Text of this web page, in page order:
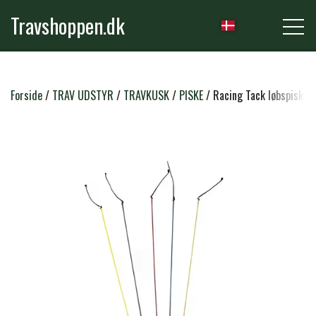
Travshoppen.dk
NYHEDER
HEST
GRIMER & TRÆKTOVE
TRENSER & TILBEHØR
SADLER & TILBEHØR
RYTTER
RIDEBUKSER & LEGGINS
TRØJER, BLUSER & T-SHIRTS
PLEJE & STALD
STRIGLER & TILBEHØR
Forside TRAV UDSTYR TRAVKUSK PISKE Racing Tack løbspisk -